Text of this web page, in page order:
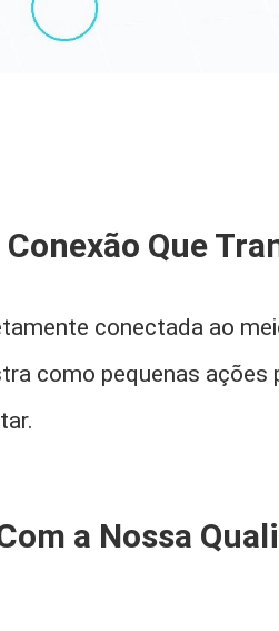
Que
conectada ao
como pequenas ações
a Nossa